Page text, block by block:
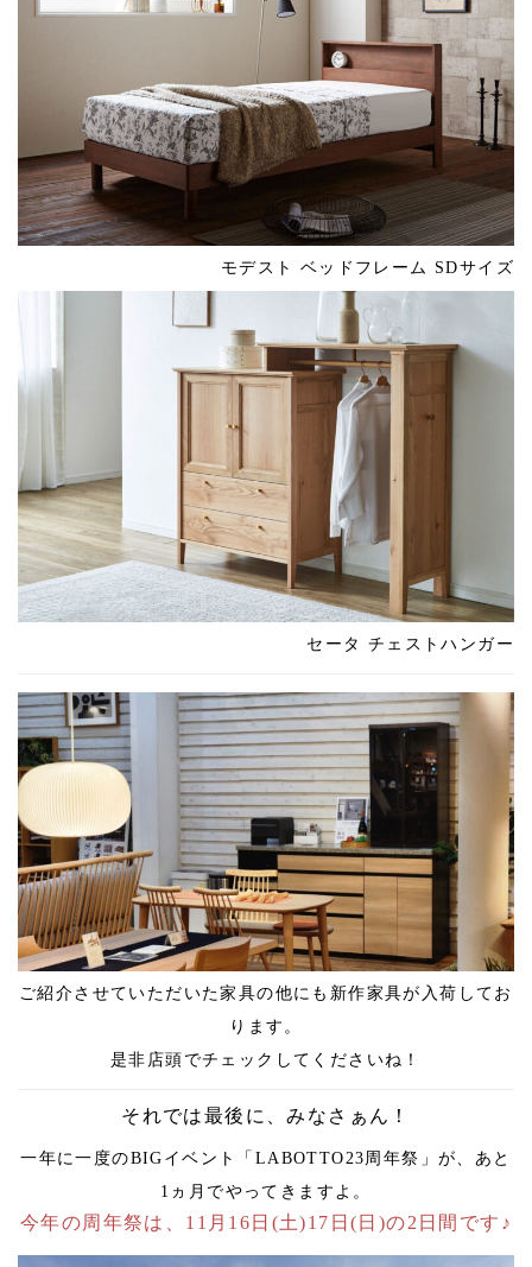
モデスト ベッドフレーム SDサイズ
セータ チェストハンガー
ご紹介させていただいた家具の他にも新作家具が入荷してお
ります。
是非店頭でチェックしてくださいね！
それでは最後に、みなさぁん！
一年に一度のBIGイベント「LABOTTO23周年祭」が、あと
1ヵ月でやってきますよ。
今年の周年祭は、11月16日(土)17日(日)の2日間です♪